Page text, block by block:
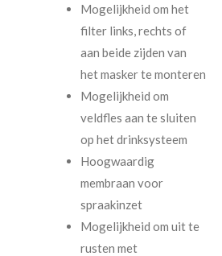
Mogelijkheid om het
filter links, rechts of
aan beide zijden van
het masker te monteren
Mogelijkheid om
veldfles aan te sluiten
op het drinksysteem
Hoogwaardig
membraan voor
spraakinzet
Mogelijkheid om uit te
rusten met